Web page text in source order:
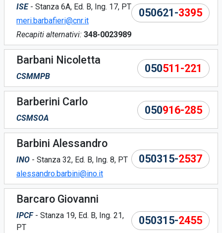
ISE- Stanza 6A, Ed. B, Ing. 17, PT
meri.barbafieri@cnr.it
Recapiti alternativi: 348-0023989
050621-3395
Barbani Nicoletta
CSMMPB
050511-221
Barberini Carlo
CSMSOA
050916-285
Barbini Alessandro
INO - Stanza 32, Ed. B, Ing. 8, PT
alessandro.barbini@ino.it
050315-2537
Barcaro Giovanni
IPCF- Stanza 19, Ed. B, Ing. 21,
PT
050315-2455